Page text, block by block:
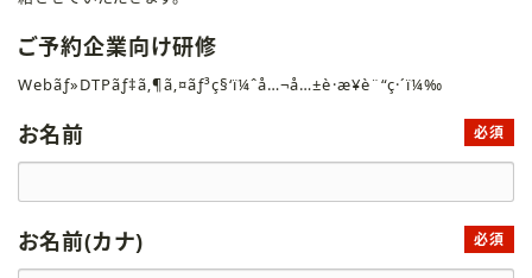
ご予約企業向け研修
Webãƒ»DTPãƒ‡ã‚¶ã‚¤ãƒ³ç§‘ï¼ˆå…¬å…±è·æ¥­è¨“ç·´ï¼‰
お名前 必須
お名前(カナ) 必須